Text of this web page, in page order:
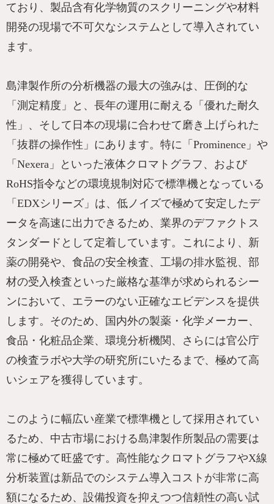
ており、製品含有化学物質のスクリーニングや材料
開発の現場で不可欠なシステムとして導入されてい
ます。
島津製作所の分析機器の最大の強みは、圧倒的な
「測定精度」と、長年の運用に耐える「優れた耐久
性」、そして日本の現場に合わせて磨き上げられた
「抜群の操作性」にあります。特に「Prominence」や
「Nexera」といった液体クロマトグラフ、および
RoHS指令などの環境規制対応で標準機となっている
「EDXシリーズ」は、低ノイズで極めて安定したデ
ータを高速に出力できるため、業界のデファクトス
タンダードとして定着しています。これにより、新
薬の開発や、食品の安全検査、工場の排水監視、部
材の受入検査といった厳格な基準が求められるシー
ンにおいて、エラーのない正確なエビデンスを提供
します。そのため、国内外の製薬・化学メーカー、
食品・化粧品企業、環境分析機関、さらには官公庁
の検査ラボや大学の研究所にいたるまで、極めて高
いシェアを獲得しています。
このように幅広い産業で標準機として採用されてい
るため、中古市場における島津製作所製品の需要は
常に極めて旺盛です。高性能なクロマトグラフやX線
分析装置は新品でのシステム導入コストが非常に高
額になるため、設備投資を抑えつつ信頼性の高い試